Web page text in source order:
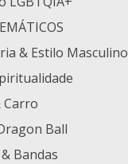
& Estilo Masculino
Carro
Ball
Bandas